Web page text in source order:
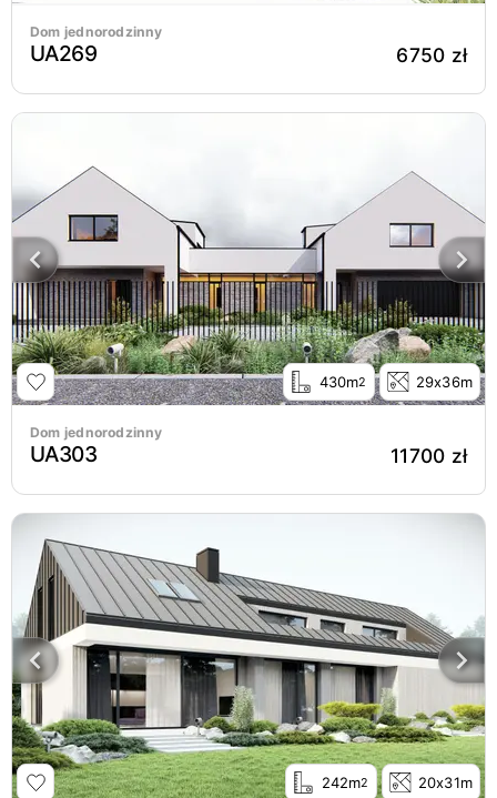
Dom jednorodzinny
UA269 6750 zł
430m2 29x36m
Dom jednorodzinny
UA303 11700 zł
242m2 20x31m